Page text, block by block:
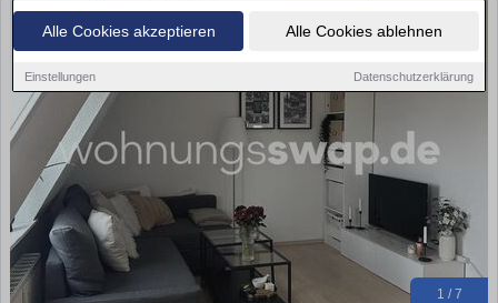
Alle Cookies akzeptieren Alle Cookies ablehnen
Einstellungen Datenschutzerklärung
1 / 7